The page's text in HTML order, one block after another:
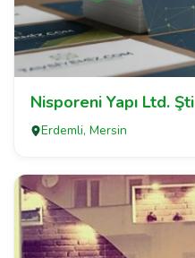
Nisporeni Yapı Ltd. Şti
Erdemli, Mersin